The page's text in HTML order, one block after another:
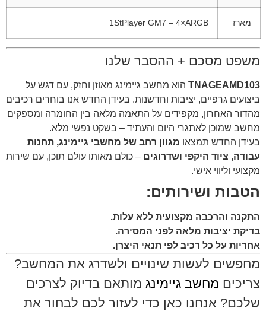
מארז 1StPlayer GM7 – 4×ARGB
משפט מסכם + ההסבר שלנו
TNAGEAMD103 הוא מחשב גיימינג מאוזן וחזק, עם דגש על
ביצועים גרפיים, יציבות וחדשנות. בעידן החדש אנו בוחרים רכיבים
מהדור האחרון, מקפידים על התאמה מלאה בין החומרה ומספקים
מחשב שמוכן לאתגרי היום והעתיד – בשקט נפשי מלא.
בעידן החדש תמצאו מגוון רחב של מחשבי גיימינג, תחנות
עבודה, ציוד היקפי ושדרוגים – כולם מאותו עולם תוכן, עם שירות
מקצועי וליווי אישי.
הטבות ושירותים:
התקנה והרכבה מקצועית ללא עלות.
בדיקת יציבות מלאה לפני המסירה.
אחריות על כל רכיב לפי תנאי היצרן.
מחפשים לעשות שינויים ולשדרג את המחשב?
צריכים מחשב גיימינג מותאם בדיוק לצרכים
שלכם? אנחנו כאן כדי לעזור לכם לבחור את